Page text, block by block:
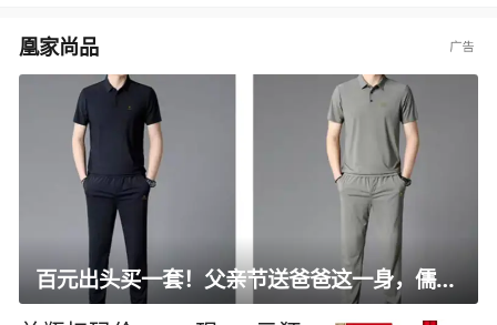
凰家尚品
百元出头买一套！父亲节送爸爸这一身，儒雅有型还凉爽